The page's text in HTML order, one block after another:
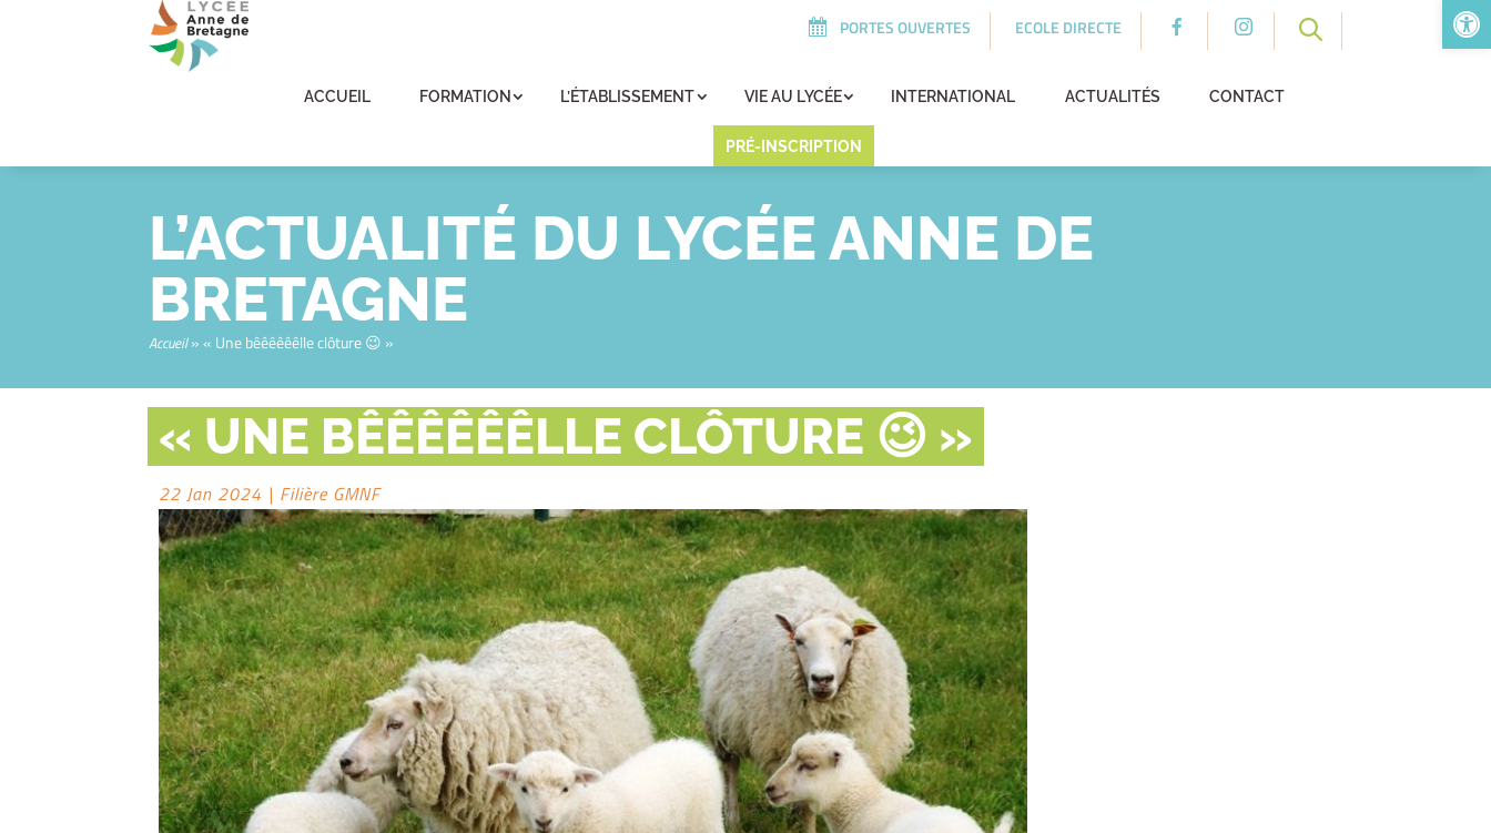
PORTES OUVERTES ECOLE DIRECTE
ACCUEIL FORMATION L’ÉTABLISSEMENT VIE AU LYCÉE INTERNATIONAL ACTUALITÉS CONTACT
PRÉ-INSCRIPTION
L’ACTUALITÉ DU LYCÉE ANNE DE
BRETAGNE
Accueil»« Une bêêêêêêlle clôture 😉 »
« UNE BÊÊÊÊÊÊLLE CLÔTURE 😉 »
22 Jan 2024 | Filière GMNF